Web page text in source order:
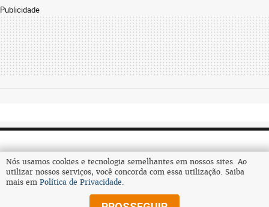
Publicidade
Assine
Nós usamos cookies e tecnologia semelhantes em nossos sites. Ao
utilizar nossos serviços, você concorda com essa utilização. Saiba
mais em Política de Privacidade.